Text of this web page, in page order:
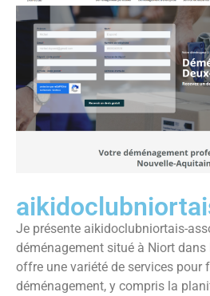
Je présente aikidoclubniortais-
déménagement situé à Niort dans
offre une variété de services pour
déménagement, y compris la